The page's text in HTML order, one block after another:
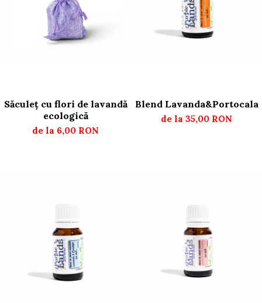
Săculeț cu flori de lavandă
ecologică
de la 6,00 RON
Blend Lavanda&Portocala
de la 35,00 RON